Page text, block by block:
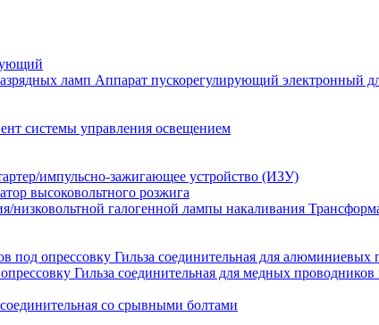
Аппарат пускорегулирующий электронный
системы управления освещением
импульсно-зажигающее устройство (ИЗУ)
высоковольтного розжига
Гильза соединительная для алюминиевых
Гильза соединительная для медных проводников
со срывными болтами